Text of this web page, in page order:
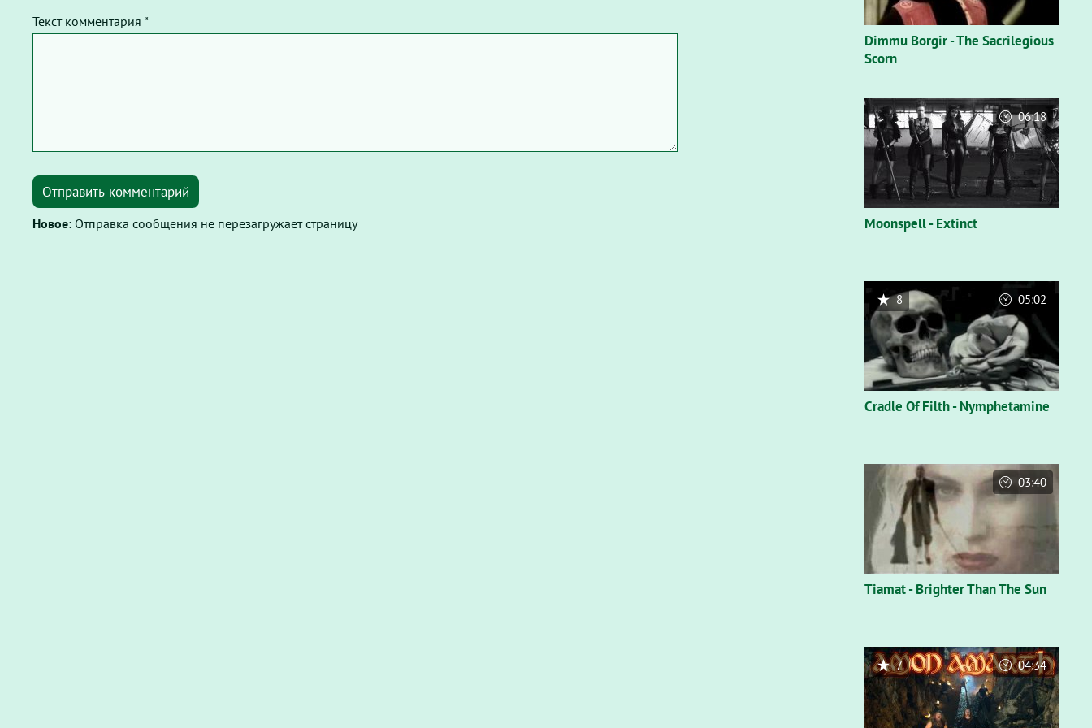
Текст комментария *
Отправить комментарий
Новое: Отправка сообщения не перезагружает страницу
Dimmu Borgir - The Sacrilegious
Scorn
Moonspell - Extinct
06:18
Cradle Of Filth - Nymphetamine
8 05:02
Tiamat - Brighter Than The Sun
03:40
7 04:34